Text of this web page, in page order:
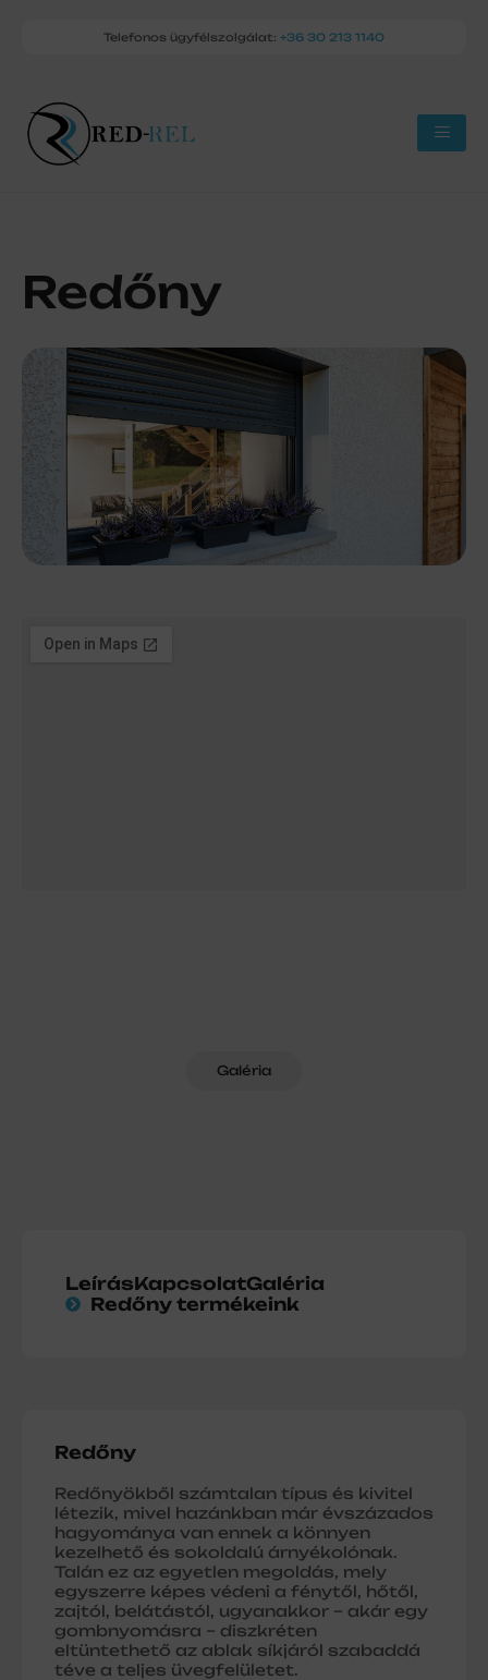
Telefonos ügyfélszolgálat: +36 30 213 1140
Redőny
Galéria
LeírásKapcsolatGaléria
Redőny termékeink
Redőny
Redőnyökből számtalan típus és kivitel
létezik, mivel hazánkban már évszázados
hagyománya van ennek a könnyen
kezelhető és sokoldalú árnyékolónak.
Talán ez az egyetlen megoldás, mely
egyszerre képes védeni a fénytől, hőtől,
zajtól, belátástól, ugyanakkor – akár egy
gombnyomásra – diszkréten
eltüntethető az ablak síkjáról szabaddá
téve a teljes üvegfelületet.